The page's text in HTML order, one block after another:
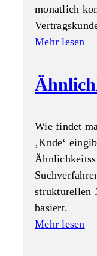
monatlich
Mehr lesen
Wie findet
‚Knde‘
strukturellen
basiert.
Mehr lesen